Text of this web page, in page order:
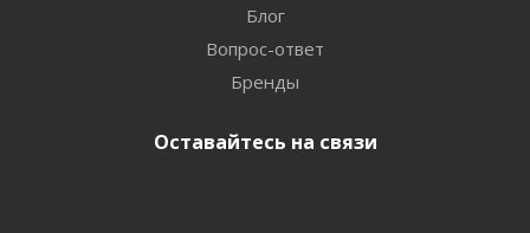
Блог
Вопрос-ответ
Бренды
Оставайтесь на связи